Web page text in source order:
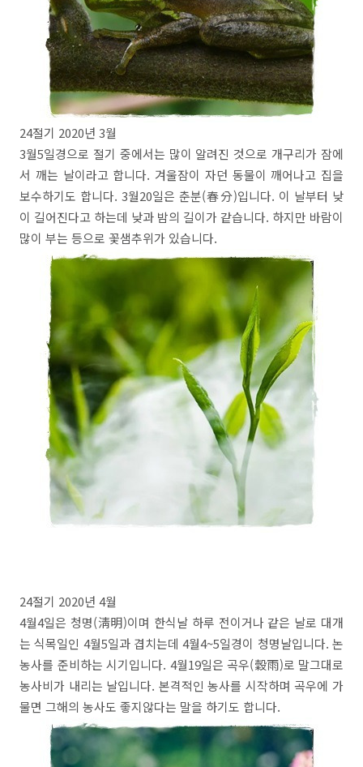
24절기 2020년 3월
3월5일경으로 절기 중에서는 많이 알려진 것으로 개구리가 잠에
서 깨는 날이라고 합니다. 겨울잠이 자던 동물이 깨어나고 집을
보수하기도 합니다. 3월20일은 춘분(春分)입니다. 이 날부터 낮
이 길어진다고 하는데 낮과 밤의 길이가 같습니다. 하지만 바람이
많이 부는 등으로 꽃샘추위가 있습니다.
24절기 2020년 4월
4월4일은 청명(淸明)이며 한식날 하루 전이거나 같은 날로 대개
는 식목일인 4월5일과 겹치는데 4월4~5일경이 청명날입니다. 논
농사를 준비하는 시기입니다. 4월19일은 곡우(穀雨)로 말그대로
농사비가 내리는 날입니다. 본격적인 농사를 시작하며 곡우에 가
물면 그해의 농사도 좋지않다는 말을 하기도 합니다.